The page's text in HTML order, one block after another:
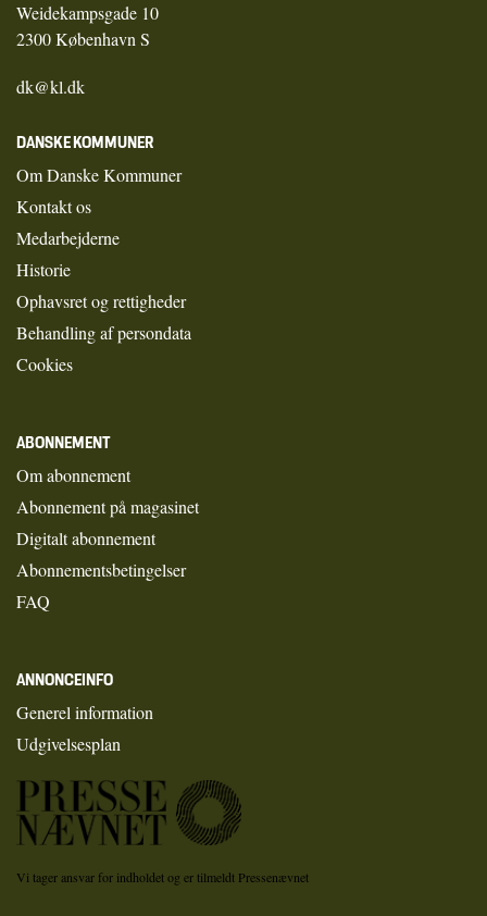
Weidekampsgade 10
2300 København S
dk@kl.dk
DANSKE KOMMUNER
Om Danske Kommuner
Kontakt os
Medarbejderne
Historie
Ophavsret og rettigheder
Behandling af persondata
Cookies
ABONNEMENT
Om abonnement
Abonnement på magasinet
Digitalt abonnement
Abonnementsbetingelser
FAQ
ANNONCEINFO
Generel information
Udgivelsesplan
Vi tager ansvar for indholdet og er tilmeldt Pressenævnet